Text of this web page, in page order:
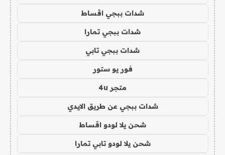
شدات ببجي اقساط
شدات ببجي تمارا
شدات ببجي تابي
فور يو ستور
متجر 4u
شدات ببجي عن طريق الايدي
شحن يلا لودو اقساط
شحن يلا لودو تابي تمارا